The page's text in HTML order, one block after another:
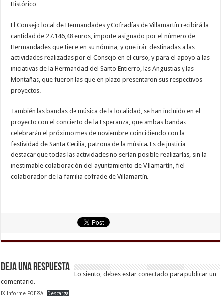
Histórico.
El Consejo local de Hermandades y Cofradías de Villamartín recibirá la
cantidad de 27.146,48 euros, importe asignado por el número de
Hermandades que tiene en su nómina, y que irán destinadas a las
actividades realizadas por el Consejo en el curso, y para el apoyo a las
iniciativas de la Hermandad del Santo Entierro, las Angustias y las
Montañas, que fueron las que en plazo presentaron sus respectivos
proyectos.
También las bandas de música de la localidad, se han incluido en el
proyecto con el concierto de la Esperanza, que ambas bandas
celebrarán el próximo mes de noviembre coincidiendo con la
festividad de Santa Cecilia, patrona de la música. Es de justicia
destacar que todas las actividades no serían posible realizarlas, sin la
inestimable colaboración del ayuntamiento de Villamartín, fiel
colaborador de la familia cofrade de Villamartín.
Deja una respuesta
Lo siento, debes estarconectado para publicar un
comentario.
IX-Informe-FOESSA Descarga